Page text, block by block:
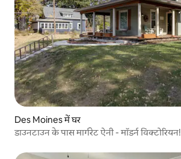
Des Moines में घर
डाउनटाउन के पास मार्गरेट ऐनी - मॉडर्न विक्टोरियन!